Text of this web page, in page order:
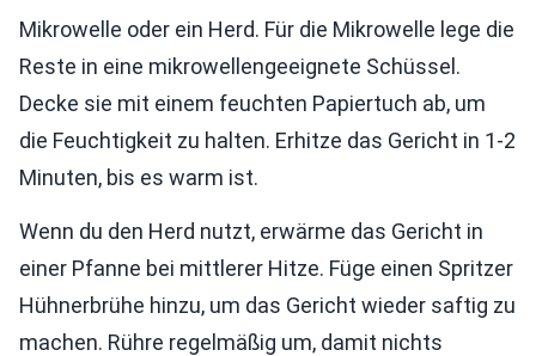
Mikrowelle oder ein Herd. Für die Mikrowelle lege die
Reste in eine mikrowellengeeignete Schüssel.
Decke sie mit einem feuchten Papiertuch ab, um
die Feuchtigkeit zu halten. Erhitze das Gericht in 1-2
Minuten, bis es warm ist.
Wenn du den Herd nutzt, erwärme das Gericht in
einer Pfanne bei mittlerer Hitze. Füge einen Spritzer
Hühnerbrühe hinzu, um das Gericht wieder saftig zu
machen. Rühre regelmäßig um, damit nichts